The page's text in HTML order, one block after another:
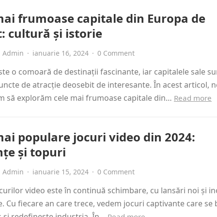
frumoase capitale din Europa de
cultură și istorie
Admin · ianuarie 16, 2024 · 0 Comment
o comoară de destinații fascinante, iar capitalele sale
de atracție deosebit de interesante. În acest articol,
să explorăm cele mai frumoase capitale din… Read more
populare jocuri video din 2024:
și topuri
Admin · ianuarie 15, 2024 · 0 Comment
video este în continuă schimbare, cu lansări noi și
Cu fiecare an care trece, vedem jocuri captivante care se